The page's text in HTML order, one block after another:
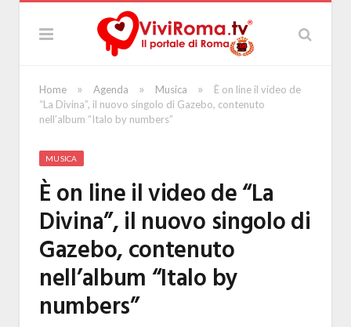
Home » Agenda » Musica »
È on line il video de
“La Divina”, il nuovo singolo di Gazebo, contenuto
nell’album “Italo by numbers”
MUSICA
È on line il video de “La
Divina”, il nuovo singolo di
Gazebo, contenuto
nell’album “Italo by
numbers”